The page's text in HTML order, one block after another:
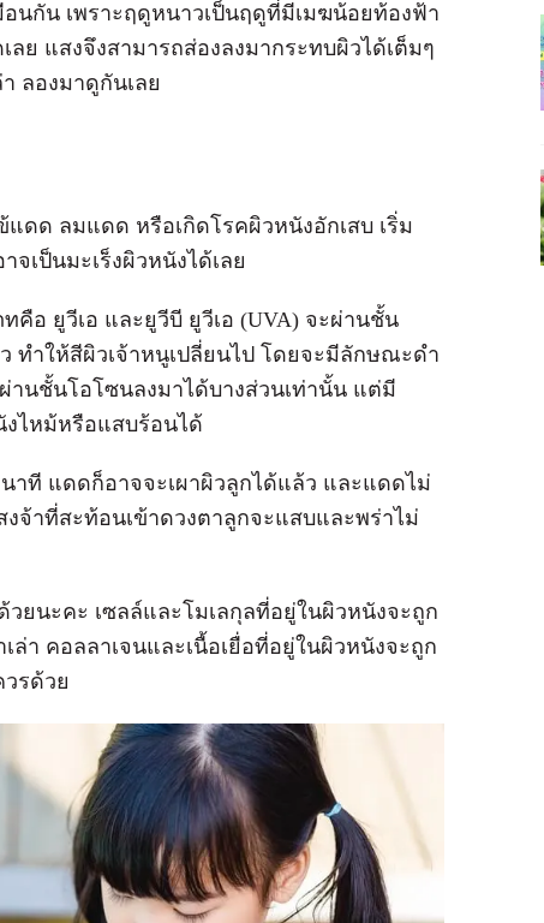
นกัน เพราะฤดูหนาวเป็นฤดูที่มีเมฆน้อยท้องฟ้า
ย แสงจึงสามารถส่องลงมากระทบผิวได้เต็มๆ
ลองมาดูกันเลย
ดด ลมแดด หรือเกิดโรคผิวหนังอักเสบ เริ่ม
เป็นมะเร็งผิวหนังได้เลย
คือ ยูวีเอ และยูวีบี ยูวีเอ (UVA) จะผ่านชั้น
ทำให้สีผิวเจ้าหนูเปลี่ยนไป โดยจะมีลักษณะดำ
านชั้นโอโซนลงมาได้บางส่วนเท่านั้น แต่มี
งไหม้หรือแสบร้อนได้
าที แดดก็อาจจะเผาผิวลูกได้แล้ว และแดดไม่
จ้าที่สะท้อนเข้าดวงตาลูกจะแสบและพร่าไม่
ยนะคะ เซลล์และโมเลกุลที่อยู่ในผิวหนังจะถูก
า คอลลาเจนและเนื้อเยื่อที่อยู่ในผิวหนังจะถูก
รด้วย